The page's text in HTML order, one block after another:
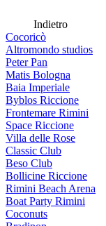
Indietro
Cocoricò
Altromondo studios
Peter Pan
Matis Bologna
Baia Imperiale
Byblos Riccione
Frontemare Rimini
Space Riccione
Villa delle Rose
Classic Club
Beso Club
Bollicine Riccione
Rimini Beach Arena
Boat Party Rimini
Coconuts